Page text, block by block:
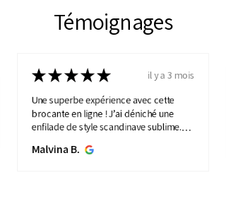
Témoignages
★★★★★
il y a 3 mois
Une superbe expérience avec cette
brocante en ligne ! J’ai déniché une
enfilade de style scandinave sublime.
mon intérieure. Service ...
Malvina B.